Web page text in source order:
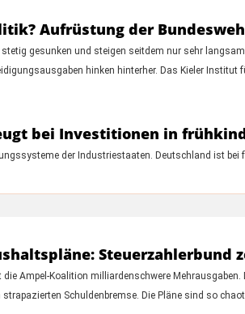
Aufrüstung der
gesunken und steigen seitdem nur sehr
hinken hinterher. Das Kieler
bei Investitionen in
der Industriestaaten. Deutschland ist
Steuerzahlerbund
Ampel-Koalition milliardenschwere
Schuldenbremse. Die Pläne sind so